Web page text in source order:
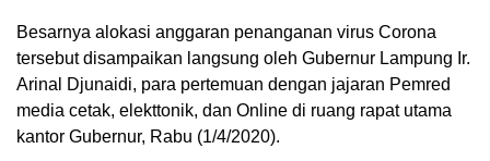
Besarnya alokasi anggaran penanganan virus Corona
tersebut disampaikan langsung oleh Gubernur Lampung Ir.
Arinal Djunaidi, para pertemuan dengan jajaran Pemred
media cetak, elekttonik, dan Online di ruang rapat utama
kantor Gubernur, Rabu (1/4/2020).